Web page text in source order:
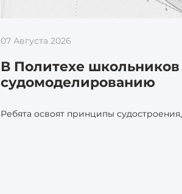
07 Августа 2026
В Политехе школьников
судомоделированию
Ребята освоят принципы